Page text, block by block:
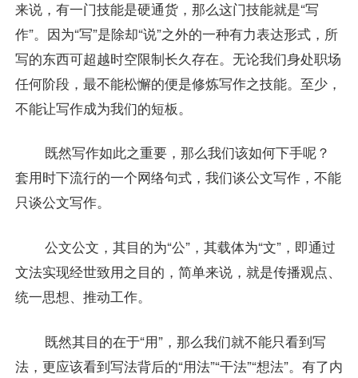
来说，有一门技能是硬通货，那么这门技能就是“写
作”。因为“写”是除却“说”之外的一种有力表达形式，所
写的东西可超越时空限制长久存在。无论我们身处职场
任何阶段，最不能松懈的便是修炼写作之技能。至少，
不能让写作成为我们的短板。
既然写作如此之重要，那么我们该如何下手呢？
套用时下流行的一个网络句式，我们谈公文写作，不能
只谈公文写作。
公文公文，其目的为“公”，其载体为“文”，即通过
文法实现经世致用之目的，简单来说，就是传播观点、
统一思想、推动工作。
既然其目的在于“用”，那么我们就不能只看到写
法，更应该看到写法背后的“用法”“干法”“想法”。有了内